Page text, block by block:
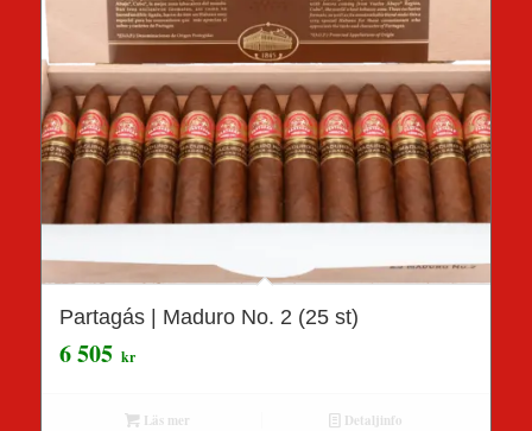
Partagás | Maduro No. 2 (25 st)
6 505 kr
Läs mer Detaljinfo